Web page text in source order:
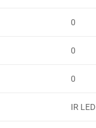
0
0
0
IR LED